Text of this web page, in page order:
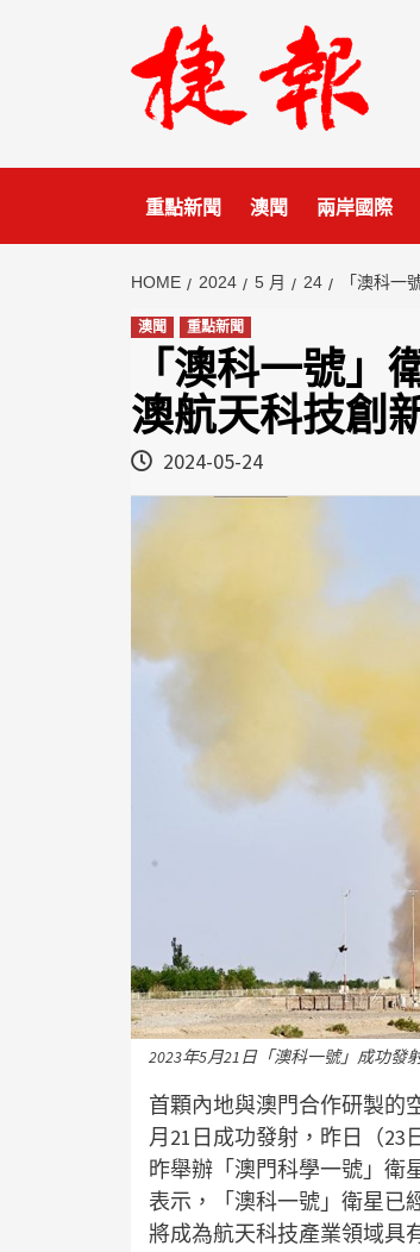
重點新聞 澳聞 兩岸國際
HOME 2024 5 月 24 「澳科一
澳聞 重點新聞
「澳科一號
澳航天科技創
2024-05-24
2023年5月21日「澳科一號」成功發
首顆內地與澳門合作研製的
月21日成功發射，昨日（
昨舉辦「澳門科學一號」衛
表示，「澳科一號」衛星已
將成為航天科技產業領域具